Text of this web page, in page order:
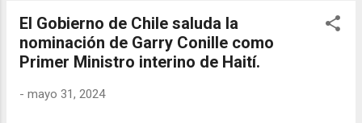
visita coincidió con la presentación del
Director Espacial de la FACH, General de
Brigada Aérea (A) Luis Sáez, quien detalló
Regional y el rol fundamental que la Fuerza
El Gobierno de Chile saluda la
nominación de Garry Conille como
Primer Ministro interino de Haití.
- mayo 31, 2024